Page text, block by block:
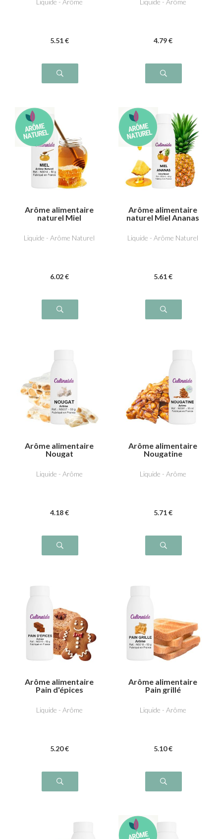
Liquide - Arôme
5.51 €
Liquide - Arôme
4.79 €
Arôme alimentaire
naturel Miel
Liquide - Arôme Naturel
6.02 €
Arôme alimentaire
naturel Miel Ananas
Liquide - Arôme Naturel
5.61 €
Arôme alimentaire
Nougat
Liquide - Arôme
4.18 €
Arôme alimentaire
Nougatine
Liquide - Arôme
5.71 €
Arôme alimentaire
Pain d'épices
Liquide - Arôme
5.20 €
Arôme alimentaire
Pain grillé
Liquide - Arôme
5.10 €